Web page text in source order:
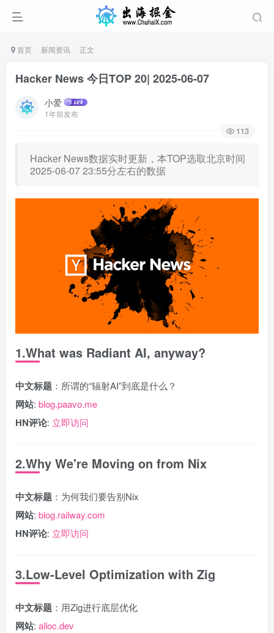
首页 新闻资讯 正文
Hacker News 今日TOP 20| 2025-06-07
小爱
1年前发布
113
Hacker News数据实时更新，本TOP选取北京时间
2025-06-07 23:55分左右的数据
1.What was Radiant AI, anyway?
中文标题 ：所谓的“辐射AI”到底是什么？
网站: blog.paavo.me
HN评论: 立即访问
2.Why We're Moving on from Nix
中文标题 ：为何我们要告别Nix
网站: blog.railway.com
HN评论: 立即访问
3.Low-Level Optimization with Zig
中文标题 ：用Zig进行底层优化
网站: alloc.dev